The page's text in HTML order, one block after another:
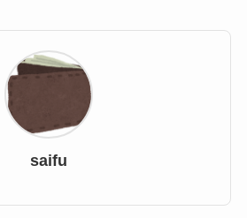
saifu